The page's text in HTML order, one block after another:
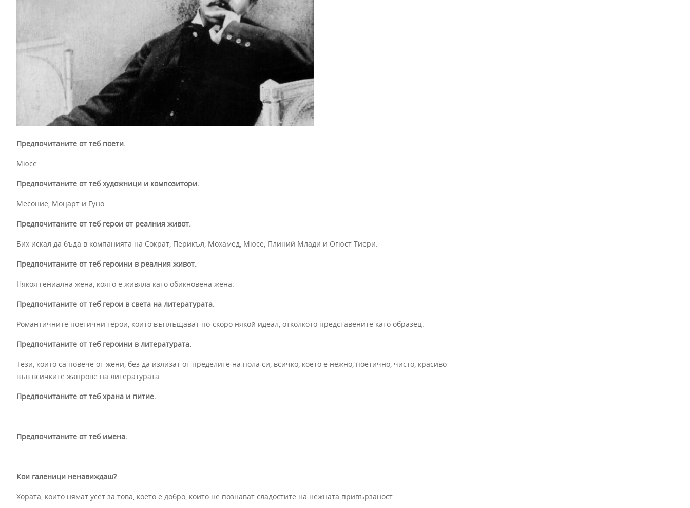
Предпочитаните от теб поети.
Мюсе.
Предпочитаните от теб художници и композитори.
Месоние, Моцарт и Гуно.
Предпочитаните от теб герои от реалния живот.
Бих искал да бъда в компанията на Сократ, Перикъл, Мохамед, Мюсе, Плиний Млади и Огюст Тиери.
Предпочитаните от теб героини в реалния живот.
Някоя гениална жена, която е живяла като обикновена жена.
Предпочитаните от теб герои в света на литературата.
Романтичните поетични герои, които въплъщават по-скоро някой идеал, отколкото представените като образец.
Предпочитаните от теб героини в литературата.
Тези, които са повече от жени, без да излизат от пределите на пола си, всичко, което е нежно, поетично, чисто, красиво
във всичките жанрове на литературата.
Предпочитаните от теб храна и питие.
Предпочитаните от теб имена.
Кои галеници ненавиждаш?
Хората, които нямат усет за това, което е добро, които не познават сладостите на нежната привързаност.